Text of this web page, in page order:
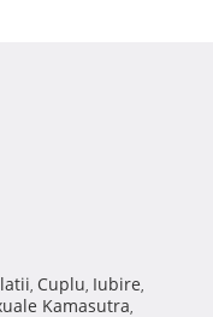
, Cuplu, Iubire,
Kamasutra,